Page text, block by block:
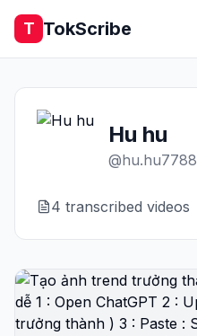
T TokScribe
Hu hu
@hu.hu7788
4 transcribed videos